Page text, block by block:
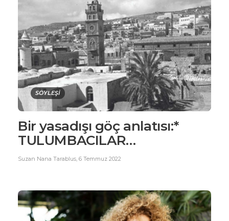
SÖYLEŞİ
Bir yasadışı göç anlatısı:*
TULUMBACILAR…
Suzan Nana Tarablus, 6 Temmuz 2022